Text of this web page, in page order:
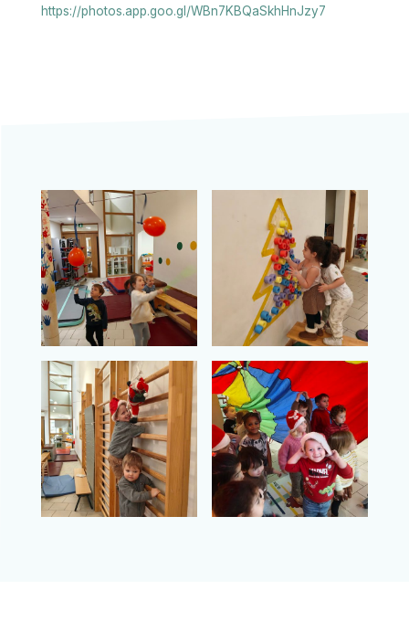
https://photos.app.goo.gl/WBn7KBQaSkhHnJzy7